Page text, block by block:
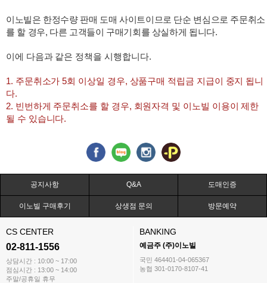
이노빌은 한정수량 판매 도매 사이트이므로 단순 변심으로 주문취소
를 할 경우, 다른 고객들이 구매기회를 상실하게 됩니다.
이에 다음과 같은 정책을 시행합니다.
1. 주문취소가 5회 이상일 경우, 상품구매 적립금 지급이 중지 됩니
다.
2. 빈번하게 주문취소를 할 경우, 회원자격 및 이노빌 이용이 제한
될 수 있습니다.
공지사항 Q&A 도매인증
이노빌 구매후기 상생점 문의 방문예약
CS CENTER
02-811-1556
상담시간 : 10:00 ~ 17:00
점심시간 : 13:00 ~ 14:00
주말/공휴일 휴무
BANKING
예금주 (주)이노빌
국민 464401-04-065367
농협 301-0170-8107-41